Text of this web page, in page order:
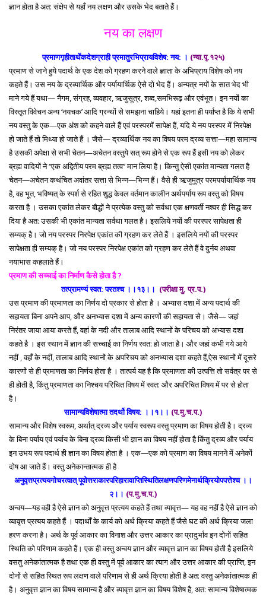
ज्ञान होता है अत: संक्षेप से यहाँ नय लक्षण और उसके भेद बताते हैं।
नय का लक्षण
प्रमाणगृहीतार्थेकदेशग्राही प्रमातुरभिप्रायविशेष: नय: । (न्या.पृ.१२५)
प्रमाण से जाने हुये पदार्थ के एक देश को ग्रहण करने वाले ज्ञाता के अभिप्राय विशेष को नय
कहते हैं। उस नय के द्रव्यार्थिक और पर्यायार्थिक ऐसे दो भेद हैं। अन्यत्र नयों के सात भेद भी
माने गये हैं यथा— नैगम, संग्रह, व्यवहार, ऋजुसूत्र, शब्द,समभिरूढ़ और एवंभूत। इन नयों का
विस्तृत विवेचन अन्य ‘नयचक’ आदि ग्रन्थों से समझना चाहिये। यहां इतना ही पर्याप्त है कि ये सभी
नय वस्तु के एक—एक अंश को कहने वाले हैं एवं परस्परमें सापेक्ष हैं, यदि ये नय परस्पर में निरपेक्ष
हो जाते हैं तो मिथ्या हो जाते हैं । जैसे— द्रव्यार्थिक नय का विषय परम द्रव्य सत्ता—महा सामान्य
है उसकी अपेक्षा से सभी चेतन—अचेतन वस्तुये सत् रूप होने से एक रूप हैं इसी नय को लेकर
ब्रह्म वादियों ने ‘‘एक अद्वितीय परम ब्रह्म तत्व’’ मान लिया है। किन्तु ऐसी एकांत मान्यता गलत है
चेतन—अचेतन कथंचित अवांतर सत्ता से भिन्न—भिन्न हैं। वैसे ही ऋजुमूत्र परमपर्यायार्थिक नय
है, वह भूत, भविष्यत् के स्पर्श से रहित शुद्ध केवल वर्तमान कालीन अर्थपर्याय रूप वस्तु को विषय
करता है । उसका एकांत लेकर बौद्धों ने प्रत्येक वस्तु को सर्वथा एक क्षणवर्ती नश्वर ही सिद्ध कर
दिया है अत: उसकी भी एकांत मान्यता सर्वथा गलत है। इसलिये नयों की परस्पर सापेक्षता ही
सम्यक् है। जो नय परस्पर निरपेक्ष एकांत की ग्रहण कर लेते हैं । इसलिये नयों की परस्पर
सापेक्षता ही सम्यक् है। जो नय परस्पर निरपेक्ष एकांत को ग्रहण कर लेते हैं वे दुर्नय अथवा
नयाभास कहलाते हैं।
प्रमाण की सच्चाई का निर्माण कैसे होता है ?
तत्प्रामण्यं स्वत: परतश्च ।।१३।। (परीक्षा मु. प्र.प.)
उस प्रमाण की प्रमाणता का निर्णय दो प्रकार से होता है । अभ्यास दशा में अन्य पदार्थ की
सहायता बिना अपने आप, और अनभ्यास दशा में अन्य कारणों की सहायता से। जैसे— जहां
निरंतर जाया आया करते हैं, वहां के नदी और तालाब आदि स्थानों के परिचय को अभ्यास दशा
कहते है । इस स्थान में ज्ञान की सच्चाई का निर्णय स्वत: हो जाता है। और जहां कभी गये आये
नहीं , वहाँ के नदीं, तालाब आदि स्थानों के अपरिचय को अनभ्यास दशा कहते हैं,ऐस स्थानों में दूसरे
कारणों से ही प्रमाणता का निर्णय होता है । तात्पर्य यह है कि प्रमाणता की उत्पत्ति तो सर्वत्र पर से
ही होती है, किंतु प्रमाणता का निश्चय परिचित विषय में स्वत: और अपरिचित विषय में पर से होता
है।
सामान्यविशेषात्मा तदर्थो विषय: ।।१।। (प.मु.च.प.)
सामान्य और विशेष स्वरूप, अर्थात् द्रव्य और पर्याय स्वरूप वस्तु प्रमाण का विषय होती है। द्रव्य
के बिना पर्याय एवं पर्याय के बिना द्रव्य किसी भी ज्ञान का विषय नहीं होता है किंतु द्रव्य और पर्याय
इन उभय रूप पदार्थ ही ज्ञान का विषय होता है । एक—एक को प्रमाण का विषय मानने में अनेकों
दोष आ जाते हैं। वस्तु अनेकान्तात्मक ही है
अनुवृत्तप्रत्ययगोचरत्वात् पूवोत्तराकारपरिहारावाप्तिस्थितिलक्षणपरिणमेनार्थक्रियोपपत्तेश्च ।।
२।। (प.मु.च.प.)
अन्वय—यह वही है ऐसे ज्ञान को अनुवृत्त प्रत्यय कहते हैं तथा व्यावृत्त— यह वह नहीं है ऐसे ज्ञान को
व्यावृत्त प्रत्यय कहते हैं । पदार्थों के कार्य को अर्थ क्रिया कहते हैं जैसे घट की अर्थ क्रिया जला
हरण करना है। अर्थ के पूर्व आकार का विनाश और उत्तर आकार का प्रादुर्भाव इन दोनों सहित
स्थिति को परिणाम कहते हैं। एक ही वस्तु अन्वय ज्ञान और व्यावृत्त ज्ञान का विषय होती है इसलिये
वसतु अनेकांतात्मक है तथा एक ही वस्तु में पूर्व आकार का त्याग और उत्तर आकार की प्राप्ति, इन
दोनों से सहित स्थित रूप लक्षण वाले परिणाम से ही अर्थ क्रिया होती है अत: वस्तु अनेकांतात्मक ही
है। अनुवृत्त ज्ञान का विषय सामान्य है और व्यावृत्त ज्ञान का विषय विशेष है, अत: सामान्य विशेषात्मक